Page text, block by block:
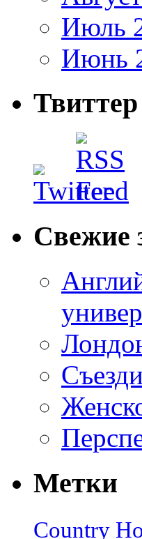
Июль
Июнь
Твиттер
Свежие
Метки
Country